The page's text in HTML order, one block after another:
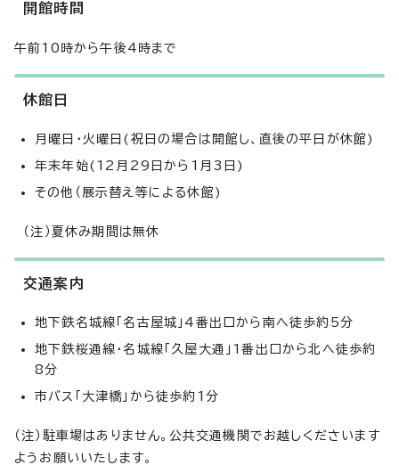
開館時間
午前10時から午後4時まで
休館日
月曜日・火曜日(祝日の場合は開館し、直後の平日が休館)
年末年始(12月29日から1月3日)
その他（展示替え等による休館)
（注）夏休み期間は無休
交通案内
地下鉄名城線「名古屋城」4番出口から南へ徒歩約5分
地下鉄桜通線・名城線「久屋大通」1番出口から北へ徒歩約
8分
市バス「大津橋」から徒歩約1分
（注）駐車場はありません。公共交通機関でお越しくださいます
ようお願いいたします。